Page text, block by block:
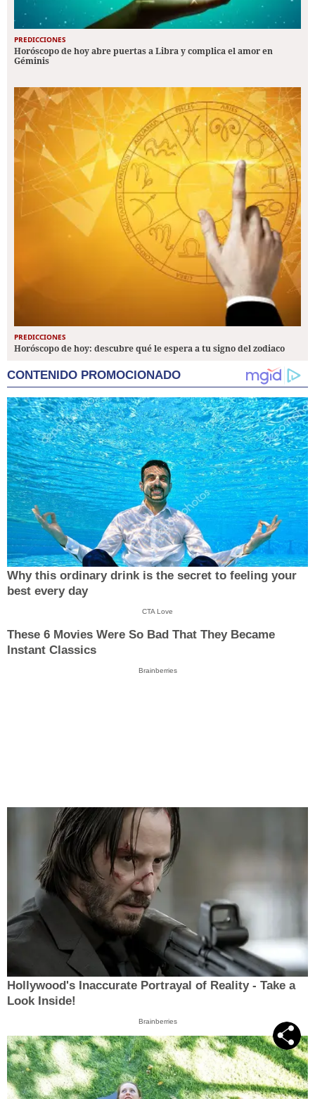
PREDICCIONES
Horóscopo de hoy abre puertas a Libra y complica el amor en
Géminis
PREDICCIONES
Horóscopo de hoy: descubre qué le espera a tu signo del zodiaco
CONTENIDO PROMOCIONADO
Why this ordinary drink is the secret to feeling your
best every day
CTA Love
These 6 Movies Were So Bad That They Became
Instant Classics
Brainberries
Hollywood's Inaccurate Portrayal of Reality - Take a
Look Inside!
Brainberries